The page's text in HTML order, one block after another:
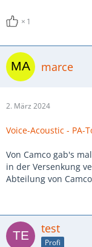
1
marce
2. März 2024
Voice-Acoustic - PA-
Von Camco gab's
in der Versenkung
Abteilung von Camco
test
Profi